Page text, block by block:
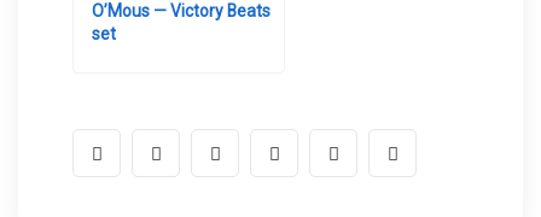
O’Mous — Victory Beats
set